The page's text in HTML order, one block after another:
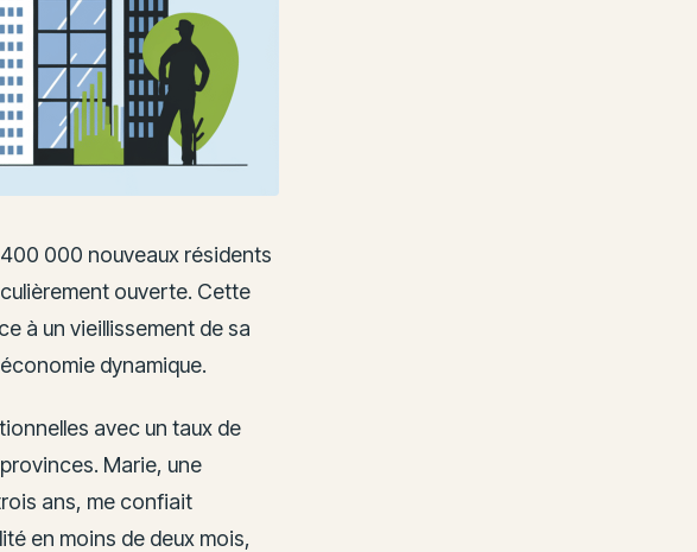
000 nouveaux résidents
ouverte. Cette
à un vieillissement de sa
dynamique.
avec un taux de
Marie, une
ans, me confiait
en moins de deux mois,